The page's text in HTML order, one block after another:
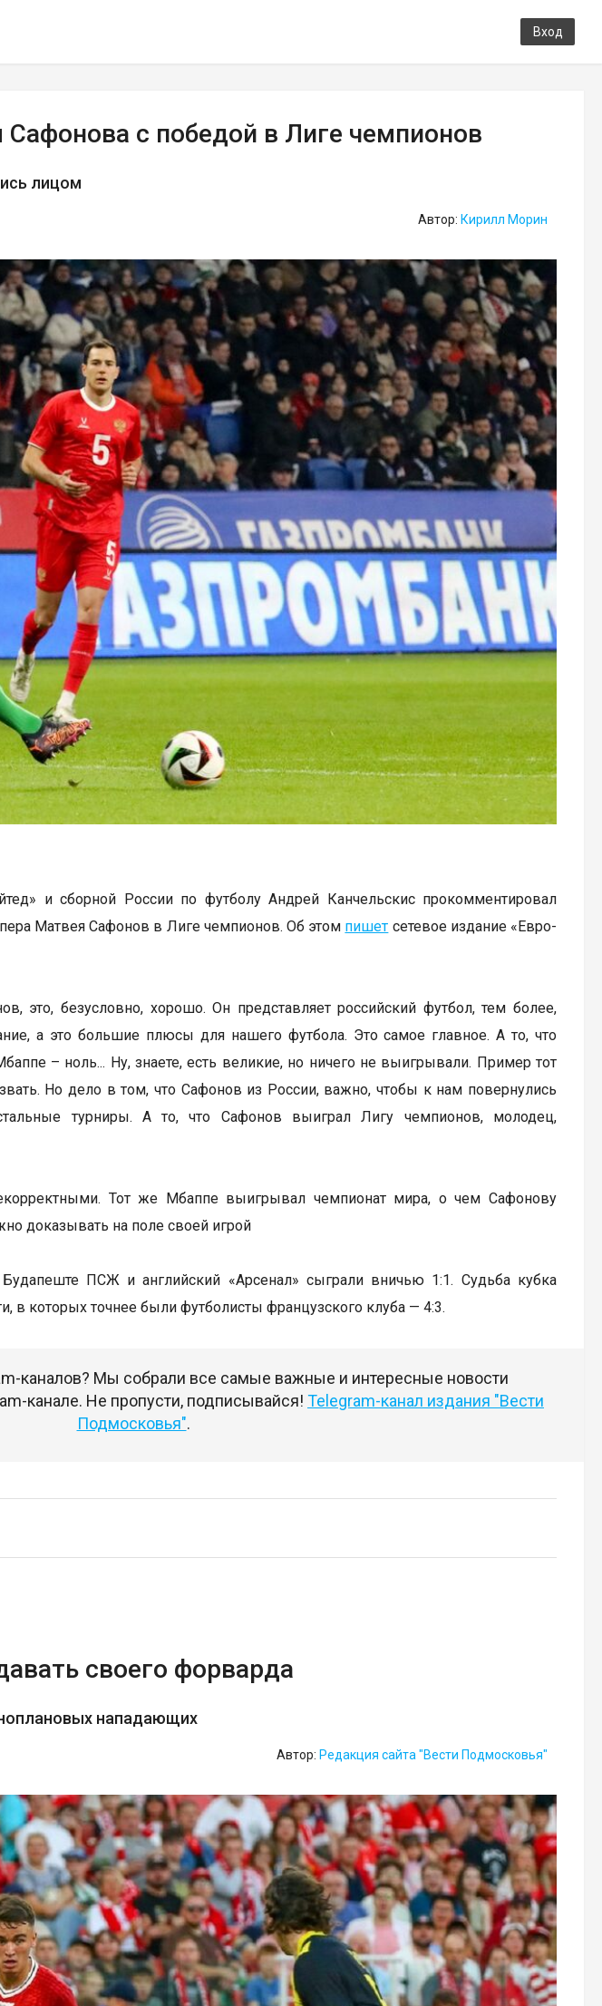
Вход
Сафонова с победой в Лиге чемпионов
лицом
Автор: Кирилл Морин
и сборной России по футболу Андрей Канчельскис прокомментировал
Матвея Сафонов в Лиге чемпионов. Об этом пишет сетевое издание «Евро-
это, безусловно, хорошо. Он представляет российский футбол, тем более,
а это большие плюсы для нашего футбола. Это самое главное. А то, что
– ноль... Ну, знаете, есть великие, но ничего не выигрывали. Пример тот
Но дело в том, что Сафонов из России, важно, чтобы к нам повернулись
турниры. А то, что Сафонов выиграл Лигу чемпионов, молодец,
Тот же Мбаппе выигрывал чемпионат мира, о чем Сафонову
доказывать на поле своей игрой
ПСЖ и английский «Арсенал» сыграли вничью 1:1. Судьба кубка
в которых точнее были футболисты французского клуба — 4:3.
каналов? Мы собрали все самые важные и интересные новости
канале. Не пропусти, подписывайся! Telegram-канал издания "Вести
Подмосковья".
своего форварда
нападающих
Автор: Редакция сайта "Вести Подмосковья"